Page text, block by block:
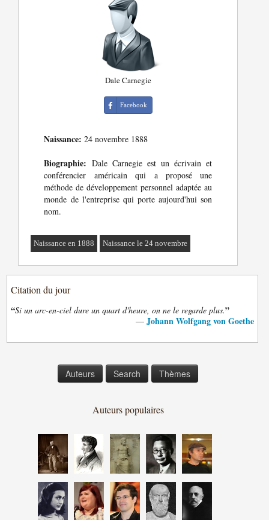
Dale Carnegie
Facebook
Naissance: 24 novembre 1888
Biographie: Dale Carnegie est un écrivain et
conférencier américain qui a proposé une
méthode de développement personnel adaptée au
monde de l'entreprise qui porte aujourd'hui son
nom.
Naissance en 1888 Naissance le 24 novembre
Citation du jour
“Si un arc-en-ciel dure un quart d'heure, on ne le regarde plus.”
— Johann Wolfgang von Goethe
Auteurs Search Thèmes
Auteurs populaires